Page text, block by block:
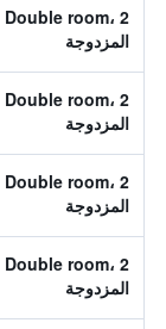
المزدوجة
المزدوجة
المزدوجة
المزدوجة